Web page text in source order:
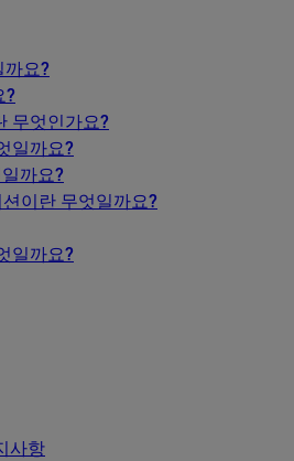
요?
?
무엇인가요?
일까요?
까요?
이란 무엇일까요?
일까요?
사항